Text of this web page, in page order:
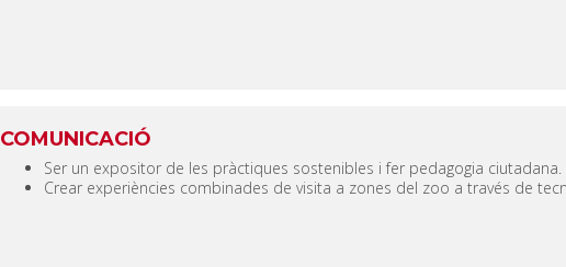
COMUNICACIÓ
Ser un expositor de les pràctiques sostenibles i fer pedagogia ciutadana.
Crear experiències combinades de visita a zones del zoo a través de